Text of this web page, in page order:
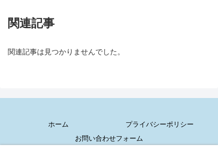
関連記事
関連記事は見つかりませんでした。
ホーム
プライバシーポリシー
お問い合わせフォーム